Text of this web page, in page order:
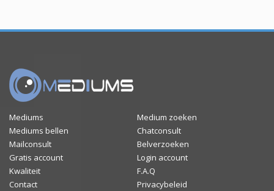
Mediums
Medium zoeken
Mediums bellen
Chatconsult
Mailconsult
Belverzoeken
Gratis account
Login account
Kwaliteit
F.A.Q
Contact
Privacybeleid